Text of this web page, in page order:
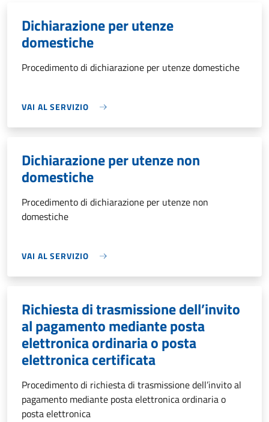
Dichiarazione per utenze
domestiche
Procedimento di dichiarazione per utenze domestiche
VAI AL SERVIZIO
Dichiarazione per utenze non
domestiche
Procedimento di dichiarazione per utenze non
domestiche
VAI AL SERVIZIO
Richiesta di trasmissione dell’invito
al pagamento mediante posta
elettronica ordinaria o posta
elettronica certificata
Procedimento di richiesta di trasmissione dell’invito al
pagamento mediante posta elettronica ordinaria o
posta elettronica